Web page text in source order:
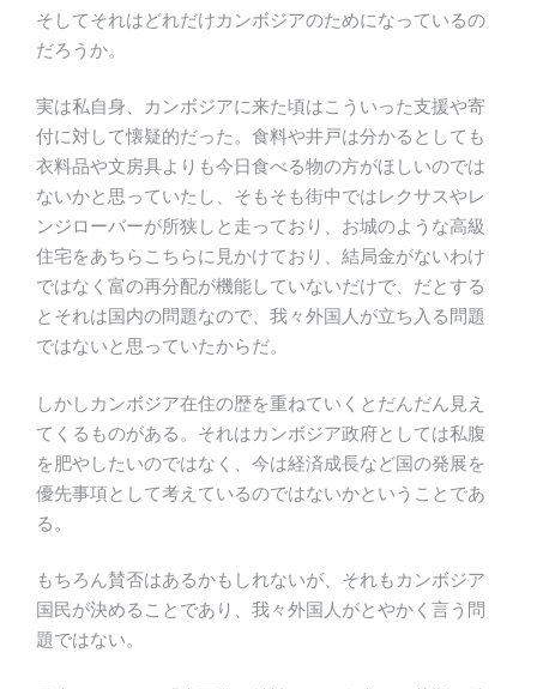
そしてそれはどれだけカンボジアのためになっているの
だろうか。
実は私自身、カンボジアに来た頃はこういった支援や寄
付に対して懐疑的だった。食料や井戸は分かるとしても
衣料品や文房具よりも今日食べる物の方がほしいのでは
ないかと思っていたし、そもそも街中ではレクサスやレ
ンジローバーが所狭しと走っており、お城のような高級
住宅をあちらこちらに見かけており、結局金がないわけ
ではなく富の再分配が機能していないだけで、だとする
とそれは国内の問題なので、我々外国人が立ち入る問題
ではないと思っていたからだ。
しかしカンボジア在住の歴を重ねていくとだんだん見え
てくるものがある。それはカンボジア政府としては私腹
を肥やしたいのではなく、今は経済成長など国の発展を
優先事項として考えているのではないかということであ
る。
もちろん賛否はあるかもしれないが、それもカンボジア
国民が決めることであり、我々外国人がとやかく言う問
題ではない。